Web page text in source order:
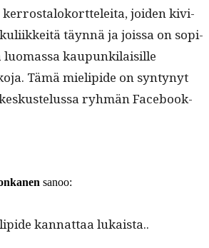
joiden kivi­
täyn­nä ja jois­sa on sopi­
luo­mas­sa kaupunki­laisille
Tämä mielipi­de on syn­tynyt
ryh­män Facebook-
sanoo:
kan­nat­taa lukaista..